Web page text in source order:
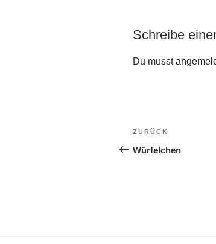
Schreibe
Du musst
Vorheriger
Beitrag
ZURÜCK
Würfelchen